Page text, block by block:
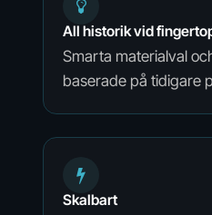
All historik vid
Smarta materialval
baserade på tidigare
Skalbart